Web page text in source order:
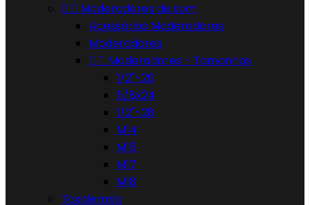
  Moderadores de som
Acessórios Moderadores
Moderadores
  Moderadores - Tamanhos
1/2"-20
5/8x24
1/2"-28
M14
M15
M17
M18
Taxidermia